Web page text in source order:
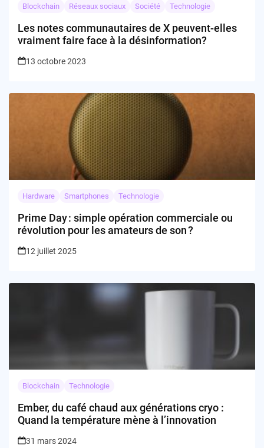
Blockchain Réseaux sociaux Société Technologie
Les notes communautaires de X peuvent-elles
vraiment faire face à la désinformation?
13 octobre 2023
Hardware Smartphones Technologie
Prime Day : simple opération commerciale ou
révolution pour les amateurs de son ?
12 juillet 2025
Blockchain Technologie
Ember, du café chaud aux générations cryo :
Quand la température mène à l’innovation
31 mars 2024